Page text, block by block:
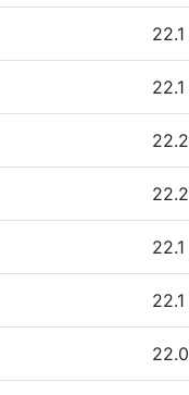
22.1
22.1
22.2
22.2
22.1
22.1
22.0